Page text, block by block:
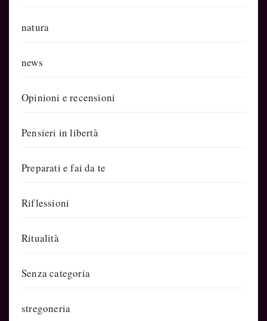
natura
news
Opinioni e recensioni
Pensieri in libertà
Preparati e fai da te
Riflessioni
Ritualità
Senza categoria
stregoneria